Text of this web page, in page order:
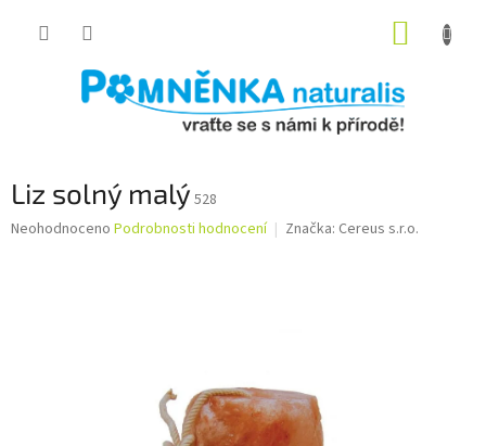
Liz solný malý 528
Průměrné
Neohodnoceno Podrobnosti hodnocení Značka: Cereus s.r.o.